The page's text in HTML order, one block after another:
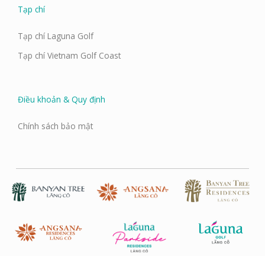
Tạp chí
Tạp chí Laguna Golf
Tạp chí Vietnam Golf Coast
Điều khoản & Quy định
Chính sách bảo mật